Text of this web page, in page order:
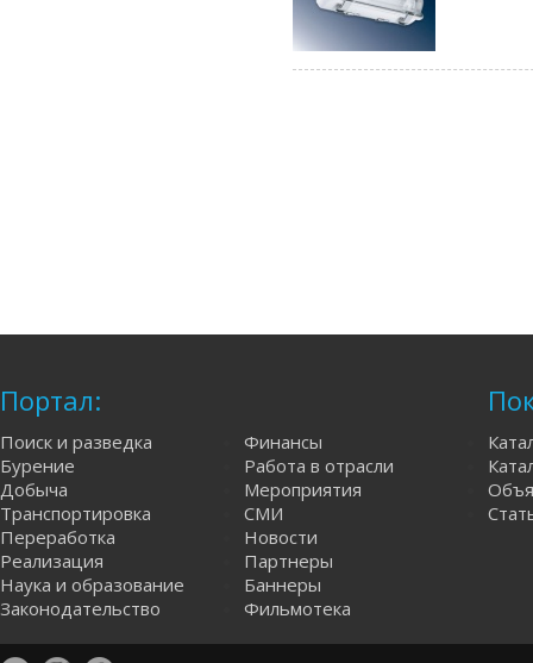
Портал:
Поиск и разведка
Бурение
Добыча
Транспортировка
Переработка
Реализация
Наука и образование
Законодательство
Финансы
Работа в отрасли
Мероприятия
СМИ
Новости
Партнеры
Баннеры
Фильмотека